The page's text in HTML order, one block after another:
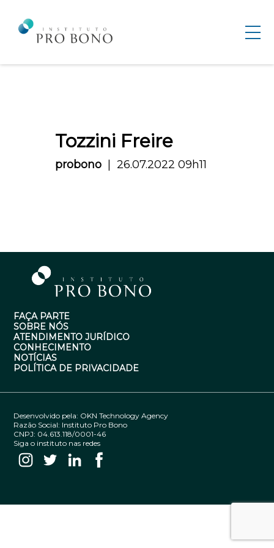
Tozzini Freire
probono 26.07.2022 09h11
FAÇA PARTE
SOBRE NÓS
ATENDIMENTO JURÍDICO
CONHECIMENTO
NOTÍCIAS
POLÍTICA DE PRIVACIDADE
Desenvolvido pela: OKN Technology Agency
Razão Social: Instituto Pro Bono
CNPJ: 04.613.118/0001-46
Siga o instituto nas redes